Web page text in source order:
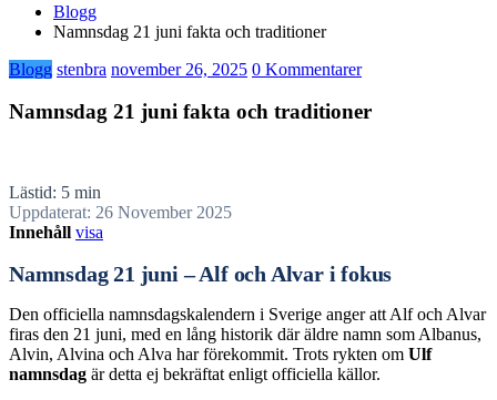
Blogg
Namnsdag 21 juni fakta och traditioner
Blogg stenbra november 26, 2025 0 Kommentarer
Namnsdag 21 juni fakta och traditioner
Lästid: 5 min
Uppdaterat: 26 November 2025
Innehåll visa
Namnsdag 21 juni – Alf och Alvar i fokus
Den officiella namnsdagskalendern i Sverige anger att Alf och Alvar
firas den 21 juni, med en lång historik där äldre namn som Albanus,
Alvin, Alvina och Alva har förekommit. Trots rykten om Ulf
namnsdag är detta ej bekräftat enligt officiella källor.